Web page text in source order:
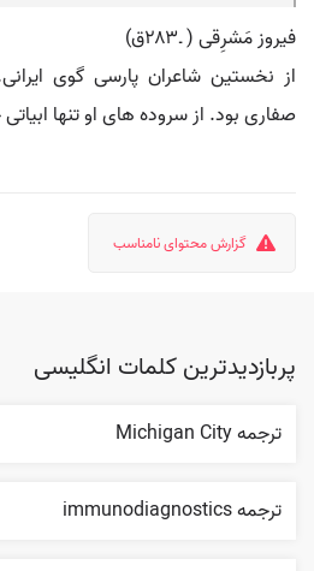
فیروز مَشرِقی ( ـ۲۸۳ق)
از نخستین شاعران پارسی گوی
صفاری بود. از سروده های او تنها
گزارش محتوای نامناسب
پربازدیدترین کلمات انگلیسی
ترجمه Michigan City
ترجمه immunodiagnostics